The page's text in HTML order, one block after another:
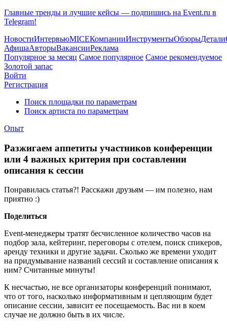
Главные тренды и лучшие кейсы — подпишись на Event.ru в
Telegram!
НовостиИнтервьюMICEКомпанииИнструментыОбзорыДетали
АфишаАвторыВакансииРеклама
Популярное за месяц Самое популярное Самое рекомендуемое
Золотой запас
Войти
Регистрация
Поиск площадки по параметрам
Поиск артиста по параметрам
Опыт
Разжигаем аппетиты участников конференции
или 4 важных критерия при составлении
описания к сессии
Понравилась статья?! Расскажи друзьям — им полезно, нам
приятно :)
Поделиться
Event-менеджеры тратят бесчисленное количество часов на
подбор зала, кейтеринг, переговоры с отелем, поиск спикеров,
аренду техники и другие задачи. Сколько же времени уходит
на придумывание названий сессий и составление описания к
ним? Считанные минуты!
К несчастью, не все организаторы конференций понимают,
что от того, насколько информативным и цепляющим будет
описание сессии, зависит ее посещаемость. Вас ни в коем
случае не должно быть в их числе.